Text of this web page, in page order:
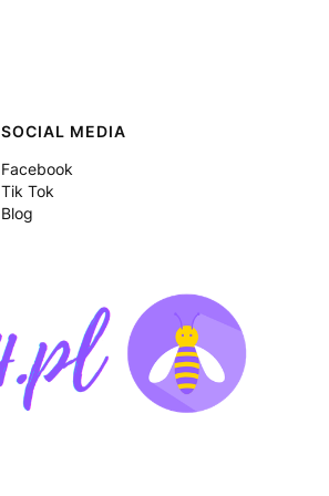
SOCIAL MEDIA
Facebook
Tik Tok
Blog